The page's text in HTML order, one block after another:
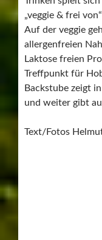
„veggie & frei
Auf der veggie
allergenfreien
Laktose freien
Treffpunkt für
Backstube zeigt
und weiter gibt
Text/Fotos